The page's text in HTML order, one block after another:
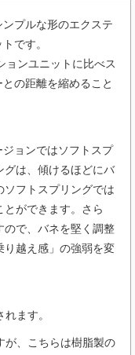
プルな形のエクステ
です。
ョンユニットに比べス
の距離を縮めること
ジョンではソフトスプ
グは、傾けるほどにバ
ソフトスプリングでは
ができます。さら
ので、バネを堅く調整
り越え感」の強弱を変
ます。
が、こちらは樹脂製の